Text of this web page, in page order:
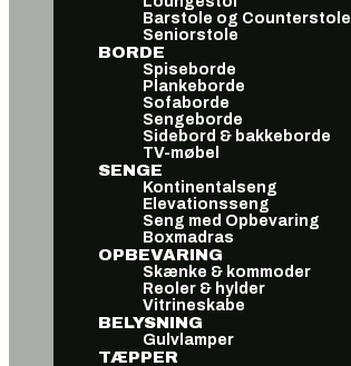
Barstole og Counterstole
Seniorstole
BORDE
Spiseborde
Plankeborde
Sofaborde
Sengeborde
Sidebord & bakkeborde
TV-møbel
SENGE
Kontinentalseng
Elevationsseng
Seng med Opbevaring
Boxmadras
OPBEVARING
Skænke & kommoder
Reoler & hylder
Vitrineskabe
BELYSNING
Gulvlamper
TÆPPER